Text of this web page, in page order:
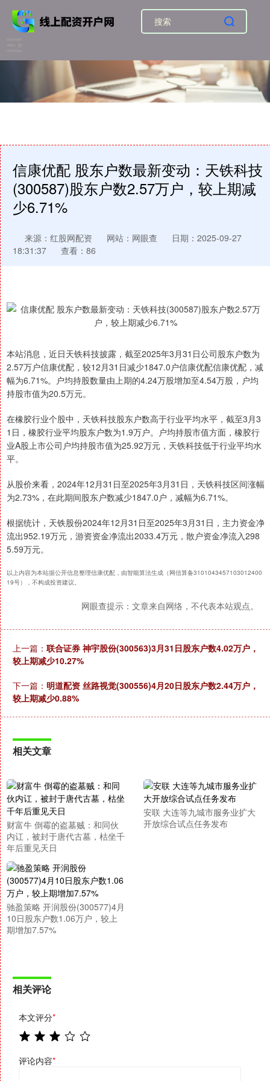
信康优配 股东户数最新变动：天铁科技
(300587)股东户数2.57万户，较上期减
少6.71%
来源：红股网配资 网站：网眼查
日期：2025-09-27
18:31:37
查看：86
本站消息，近日天铁科技披露，截至2025年3月31日公司股东户数为
2.57万户信康优配，较12月31日减少1847.0户信康优配信康优配，减
幅为6.71%。户均持股数量由上期的4.24万股增加至4.54万股，户均
持股市值为20.5万元。
在橡胶行业个股中，天铁科技股东户数高于行业平均水平，截至3月3
1日，橡胶行业平均股东户数为1.9万户。户均持股市值方面，橡胶行
业A股上市公司户均持股市值为25.92万元，天铁科技低于行业平均水
平。
从股价来看，2024年12月31日至2025年3月31日，天铁科技区间涨幅
为2.73%，在此期间股东户数减少1847.0户，减幅为6.71%。
根据统计，天铁股份2024年12月31日至2025年3月31日，主力资金净
流出952.19万元，游资资金净流出2033.4万元，散户资金净流入298
5.59万元。
以上内容为本站据公开信息整理信康优配，由智能算法生成（网信算备3101043457103012400
19号），不构成投资建议。
网眼查提示：文章来自网络，不代表本站观点。
上一篇： 联合证券 神宇股份(300563)3月31日股东户数4.02万户，
较上期减少10.27%
下一篇： 明道配资 丝路视觉(300556)4月20日股东户数2.44万户，
较上期减少0.88%
相关文章
财富牛 倒霉的盗墓贼：和同伙
内讧，被封于唐代古墓，枯坐千
年后重见天日
安联 大连等九城市服务业扩大
开放综合试点任务发布
驰盈策略 开润股份(300577)4月
10日股东户数1.06万户，较上
期增加7.57%
相关评论
本文评分*
评论内容*